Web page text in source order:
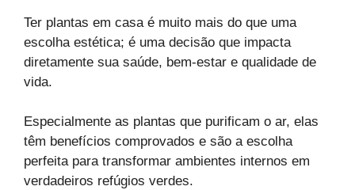
Ter plantas em casa é muito mais do que uma
escolha estética; é uma decisão que impacta
diretamente sua saúde, bem-estar e qualidade de
vida.
Especialmente as plantas que purificam o ar, elas
têm benefícios comprovados e são a escolha
perfeita para transformar ambientes internos em
verdadeiros refúgios verdes.